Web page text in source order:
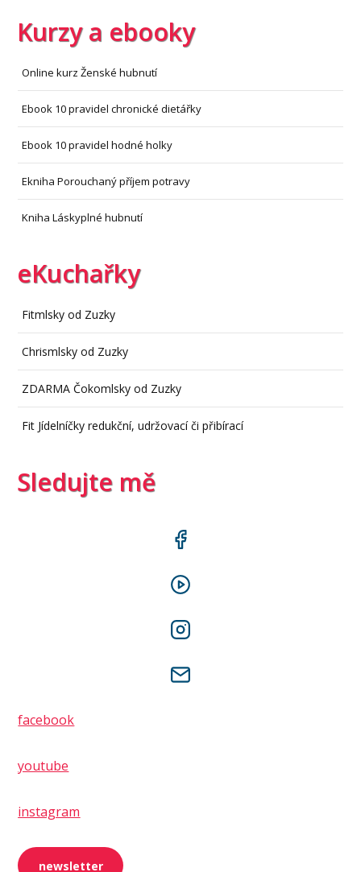
Kurzy a ebooky
Online kurz Ženské hubnutí
Ebook 10 pravidel chronické dietářky
Ebook 10 pravidel hodné holky
Ekniha Porouchaný příjem potravy
Kniha Láskyplné hubnutí
eKuchařky
Fitmlsky od Zuzky
Chrismlsky od Zuzky
ZDARMA Čokomlsky od Zuzky
Fit Jídelníčky redukční, udržovací či přibírací
Sledujte mě
facebook
youtube
instagram
newsletter